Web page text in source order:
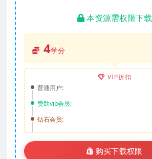
本资源需权限下载
4学分
VIP折扣
普通用户:
赞助vip会员:
钻石会员:
购买下载权限